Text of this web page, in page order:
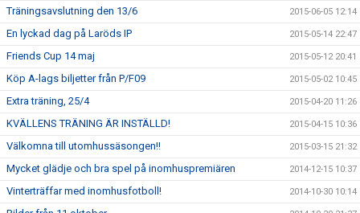
Träningsavslutning den 13/6 2015-06-05 12:14
En lyckad dag på Laröds IP 2015-05-14 22:47
Friends Cup 14 maj 2015-05-12 20:41
Köp A-lags biljetter från P/F09 2015-05-02 10:45
Extra träning, 25/4 2015-04-20 11:26
KVÄLLENS TRÄNING ÄR INSTÄLLD! 2015-04-15 10:36
Välkomna till utomhussäsongen!! 2015-03-15 21:32
Mycket glädje och bra spel på inomhuspremiären 2014-12-15 10:37
Vinterträffar med inomhusfotboll! 2014-10-30 10:14